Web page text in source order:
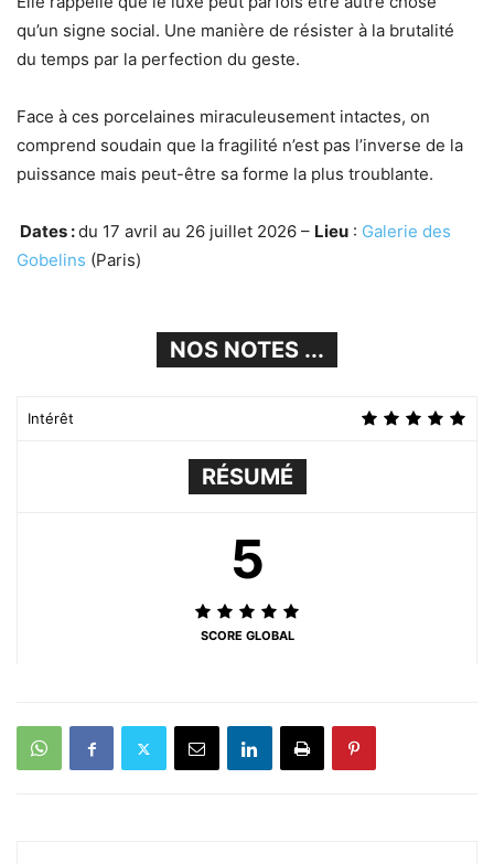
qu’un signe social. Une manière de résister à la brutalité
du temps par la perfection du geste.
Face à ces porcelaines miraculeusement intactes, on
comprend soudain que la fragilité n’est pas l’inverse de la
puissance mais peut-être sa forme la plus troublante.
Dates :du 17 avril au 26 juillet 2026 – Lieu : Galerie des
Gobelins (Paris)
NOS NOTES ...
Intérêt
RÉSUMÉ
5
SCORE GLOBAL